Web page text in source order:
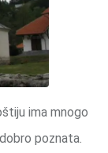
ima mnogo
poznata.